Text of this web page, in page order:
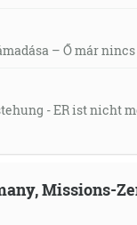
– Ő már
- ER ist nicht
Missions-